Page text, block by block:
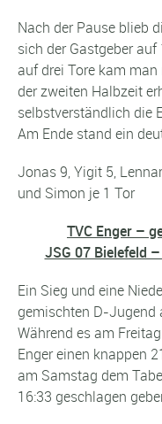
Nach der Pause blieb
sich der Gastgeber
auf drei Tore kam
der zweiten Halbzeit
selbstverständlich die
Am Ende stand ein
Jonas 9, Yigit 5,
und Simon je 1 Tor
TVC Enger –
JSG 07 Bielefeld
Ein Sieg und eine
gemischten D-Jugend
Während es am
Enger einen knappen
am Samstag dem
16:33 geschlagen